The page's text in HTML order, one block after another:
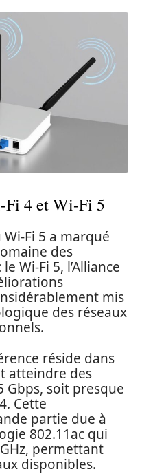
Fi 4 et Wi-Fi 5
Wi-Fi 5 a marqué
des
Wi-Fi 5, l’Alliance
mis
des réseaux
réside dans
atteindre des
Gbps, soit presque
Cette
partie due à
802.11ac qui
permettant
disponibles.